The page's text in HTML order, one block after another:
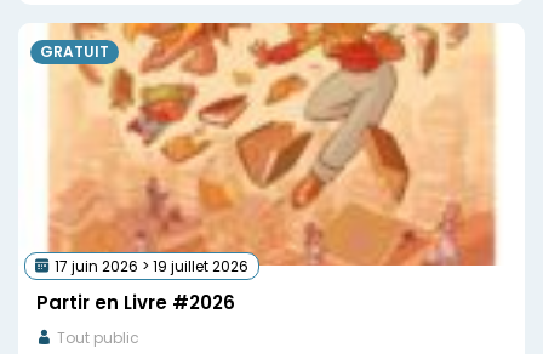
17 juin 2026 > 19 juillet 2026
Partir en Livre #2026
Tout public
GRATUIT